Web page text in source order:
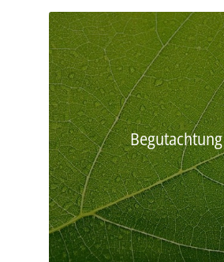
Begutachtung